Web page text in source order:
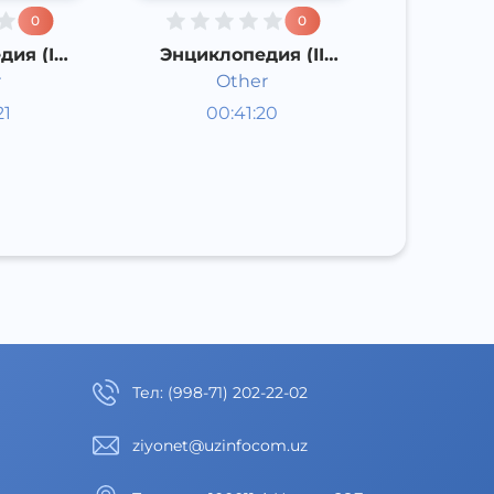
0
(I
0
Энциклопедия (II
часть)
Other
00:41:20
Энциклопедии
Тел: (998-71) 202-22-02
ziyonet@uzinfocom.uz